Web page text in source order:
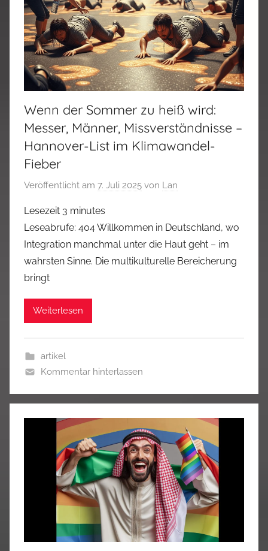
Wenn der Sommer zu heiß wird:
Messer, Männer, Missverständnisse –
Hannover-List im Klimawandel-
Fieber
Veröffentlicht am 7. Juli 2025 von Lan
Lesezeit 3 minutes
Leseabrufe: 404 Willkommen in Deutschland, wo
Integration manchmal unter die Haut geht – im
wahrsten Sinne. Die multikulturelle Bereicherung
bringt
Weiterlesen
artikel
Kommentar hinterlassen